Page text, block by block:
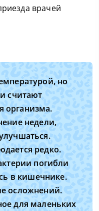
врачей
но
считают
организма.
недели,
редко.
погибли
в кишечнике.
осложнений.
для маленьких